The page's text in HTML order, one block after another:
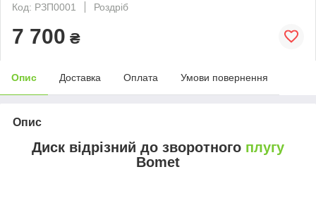
Код: РЗП0001
Роздріб
7 700 ₴
Опис Доставка Оплата Умови повернення
Опис
Диск відрізний до зворотного плугу
Bomet